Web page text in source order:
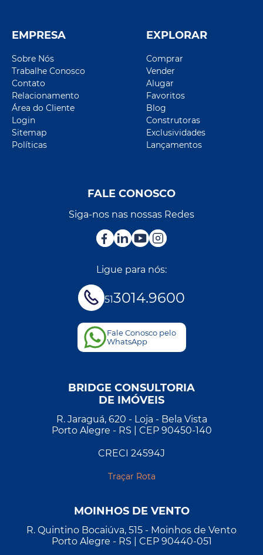
EMPRESA
Sobre Nós
Trabalhe Conosco
Contato
Relacionamento
Área do Cliente
Login
Sitemap
Políticas
EXPLORAR
Comprar
Vender
Alugar
Favoritos
Blog
Construtoras
Exclusividades
Lançamentos
FALE CONOSCO
Siga-nos nas nossas Redes
Ligue para nós:
513014.9600
Fale Conosco pelo
WhatsApp
BRIDGE CONSULTORIA
DE IMÓVEIS
R. Jaraguá, 620 - Loja - Bela Vista
Porto Alegre - RS | CEP 90450-140
CRECI 24594J
Traçar Rota
MOINHOS DE VENTO
R. Quintino Bocaiúva, 515 - Moinhos de Vento
Porto Alegre - RS | CEP 90440-051